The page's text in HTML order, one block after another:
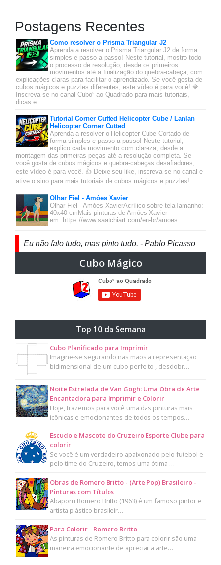
Postagens Recentes
Como resolver o Prisma Triangular J2
Aprenda a resolver o Prisma Triangular J2 de forma
simples e passo a passo! Neste tutorial, mostro todo
o processo de resolução, desde os primeiros
movimentos até a finalização do quebra-cabeça, com
explicações claras para facilitar o aprendizado. Se você gosta de
cubos mágicos e puzzles diferentes, este vídeo é para você! 🔷
Inscreva-se no canal Cubo² ao Quadrado para mais tutoriais,
dicas e
Tutorial Corner Cutted Helicopter Cube / Lanlan
Helicopter Corner Cutted
Aprenda a resolver o Helicopter Cube Cortado de
forma simples e passo a passo! Neste tutorial,
explico cada movimento com clareza, desde a
montagem das primeiras peças até a resolução completa. Se
você gosta de cubos mágicos e quebra-cabeças desafiadores,
este vídeo é para você. 👍 Deixe seu like, inscreva-se no canal e
ative o sino para mais tutoriais de cubos mágicos e puzzles!
Olhar Fiel - Amóes Xavier
Olhar Fiel - Amóes XavierAcrílico sobre telaTamanho:
40x40 cmMais pinturas de Amóes Xavier
em: https://www.saatchiart.com/en-br/amoes
Eu não falo tudo, mas pinto tudo. - Pablo Picasso
Cubo Mágico
Top 10 da Semana
Cubo Planificado para Imprimir
Imagine-se segurando nas mãos a representação
bidimensional de um cubo perfeito , desdobr…
Noite Estrelada de Van Gogh: Uma Obra de Arte
Encantadora para Imprimir e Colorir
Hoje, trazemos para você uma das pinturas mais
icônicas e emocionantes de todos os tempos…
Escudo e Mascote do Cruzeiro Esporte Clube para
colorir
Se você é um verdadeiro apaixonado pelo futebol e
pelo time do Cruzeiro, temos uma ótima …
Obras de Romero Britto - (Arte Pop) Brasileiro -
Pinturas com Títulos
Abaporu Romero Britto (1963) é um famoso pintor e
artista plástico brasileir…
Para Colorir - Romero Britto
As pinturas de Romero Britto para colorir são uma
maneira emocionante de apreciar a arte…